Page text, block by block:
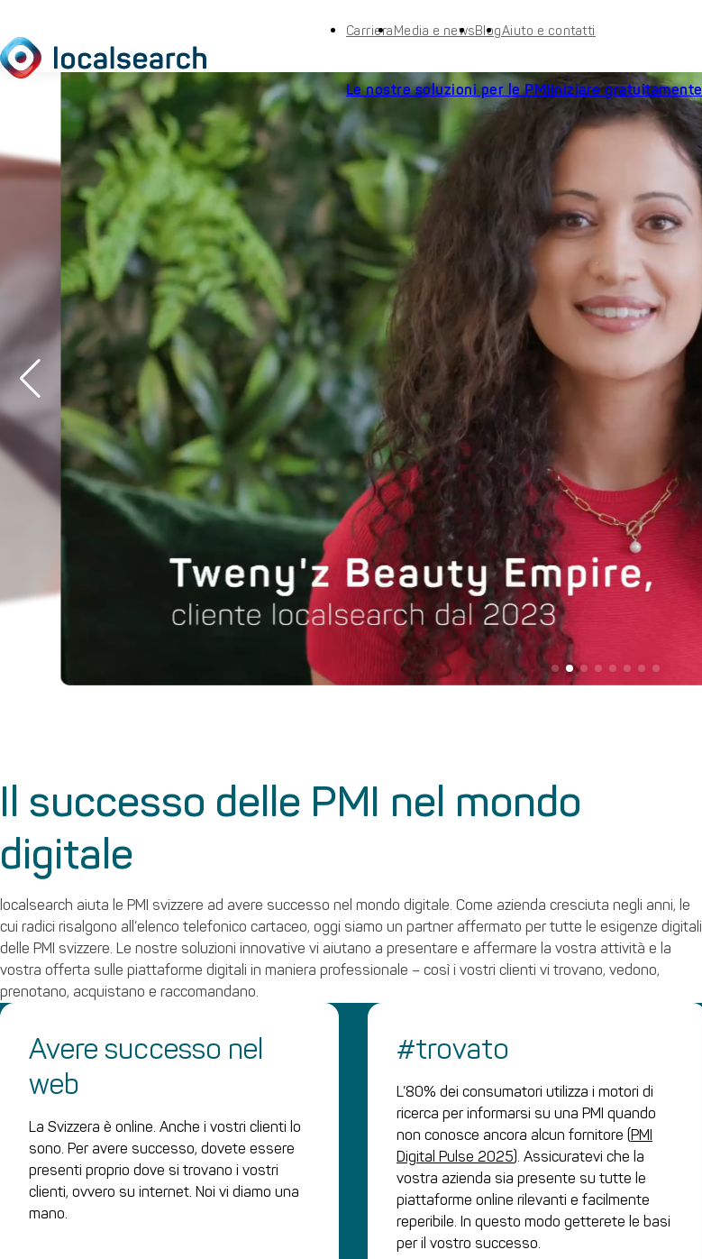
Carriera Media e newsBlogAiuto e contatti
Le nostre soluzioni per le PMIIniziare gratuitamente
Il successo delle PMI nel mondo
digitale
localsearch aiuta le PMI svizzere ad avere successo nel mondo digitale. Come azienda cresciuta negli anni, le
cui radici risalgono all’elenco telefonico cartaceo, oggi siamo un partner affermato per tutte le esigenze digitali
delle PMI svizzere. Le nostre soluzioni innovative vi aiutano a presentare e affermare la vostra attività e la
vostra offerta sulle piattaforme digitali in maniera professionale – così i vostri clienti vi trovano, vedono,
prenotano, acquistano e raccomandano.
Avere successo nel
web
La Svizzera è online. Anche i vostri clienti lo
sono. Per avere successo, dovete essere
presenti proprio dove si trovano i vostri
clienti, ovvero su internet. Noi vi diamo una
mano.
#trovato
L’80% dei consumatori utilizza i motori di
ricerca per informarsi su una PMI quando
non conosce ancora alcun fornitore (PMI
Digital Pulse 2025). Assicuratevi che la
vostra azienda sia presente su tutte le
piattaforme online rilevanti e facilmente
reperibile. In questo modo getterete le basi
per il vostro successo.